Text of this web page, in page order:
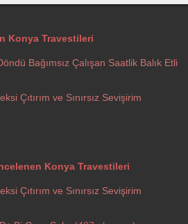
Konya Travestileri
Bağımsız Çalışan Saatlik Balık Etli
Çıtırım ve Sınırsız Sevişirim
Konya Travestileri
Çıtırım ve Sınırsız Sevişirim